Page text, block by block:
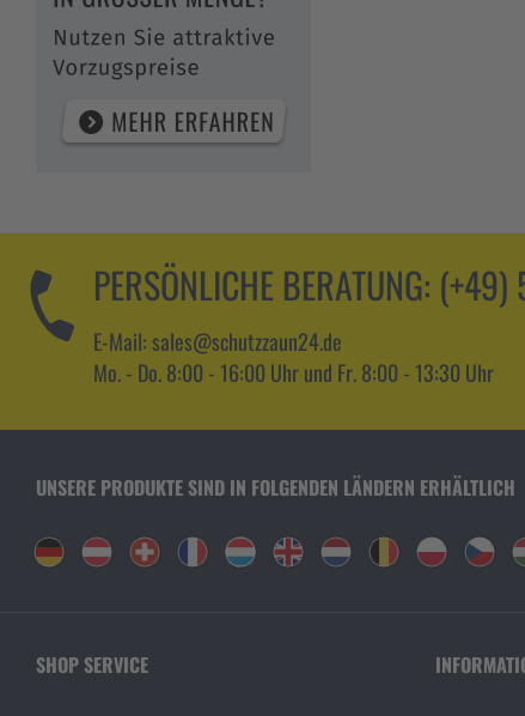
PERSÖNLICHE BERATUNG: (+49)
E-Mail: sales@schutzzaun24.de
Mo. - Do. 8:00 - 16:00 Uhr und Fr. 8:00 - 13:30 Uhr
UNSERE PRODUKTE SIND IN FOLGENDEN LÄNDERN ERHÄLTLICH
SHOP SERVICE